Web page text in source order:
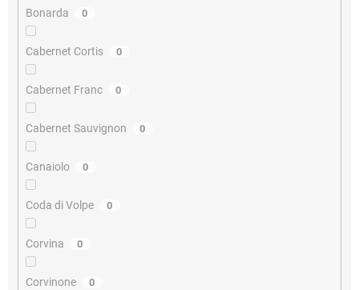
Bonarda 0
Cabernet Cortis 0
Cabernet Franc 0
Cabernet Sauvignon 0
Canaiolo 0
Coda di Volpe 0
Corvina 0
Corvinone 0